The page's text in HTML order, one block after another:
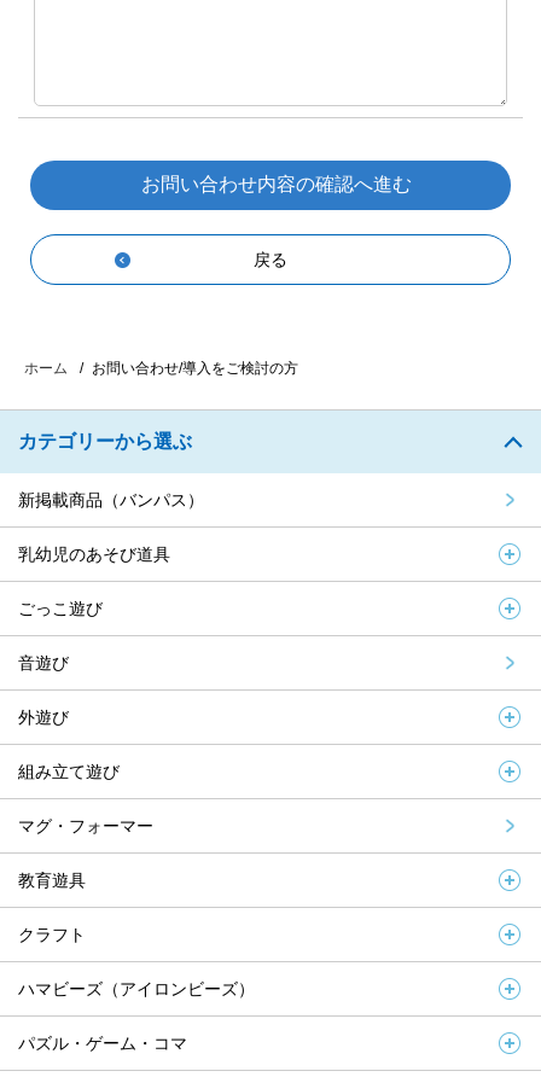
戻る
ホーム お問い合わせ/導入をご検討の方
カテゴリーから選ぶ
新掲載商品（バンパス）
乳幼児のあそび道具
ごっこ遊び
音遊び
外遊び
組み立て遊び
マグ・フォーマー
教育遊具
クラフト
ハマビーズ（アイロンビーズ）
パズル・ゲーム・コマ